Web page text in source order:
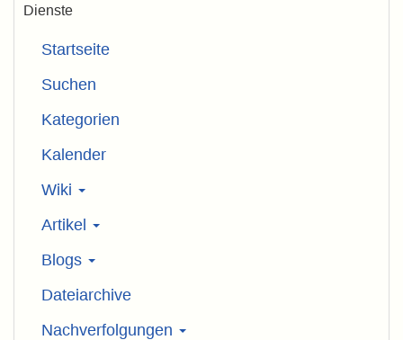
Dienste
Startseite
Suchen
Kategorien
Kalender
Wiki
Artikel
Blogs
Dateiarchive
Nachverfolgungen